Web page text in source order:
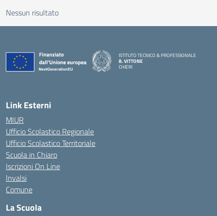
Nessun risultato
ISTITUTO TECNICO & PROFESSIONALE
B. VITTONE
CHIERI
Link Esterni
MIUR
Ufficio Scolastico Regionale
Ufficio Scolastico Territoriale
Scuola in Chiaro
Iscrizioni On Line
Invalsi
Comune
La Scuola